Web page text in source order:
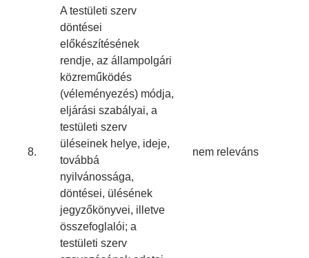
8.
A testületi szerv
döntései
előkészítésének
rendje, az állampolgári
közreműködés
(véleményezés) módja,
eljárási szabályai, a
testületi szerv
üléseinek helye, ideje,
továbbá
nyilvánossága,
döntései, ülésének
jegyzőkönyvei, illetve
összefoglalói; a
testületi szerv
nem releváns